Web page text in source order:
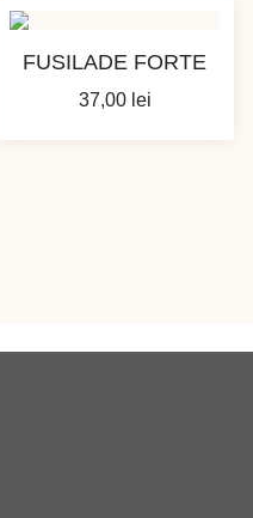
75,00
FUSILADE FORTE
37,00 lei